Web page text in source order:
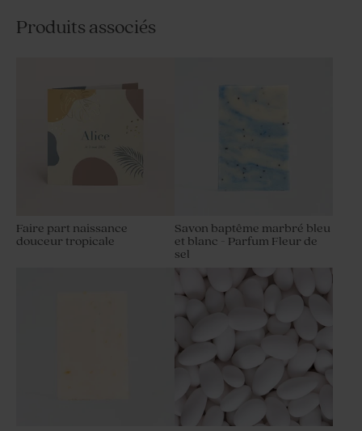
Produits associés
Faire part naissance
douceur tropicale
Savon baptême marbré bleu
et blanc - Parfum Fleur de
sel